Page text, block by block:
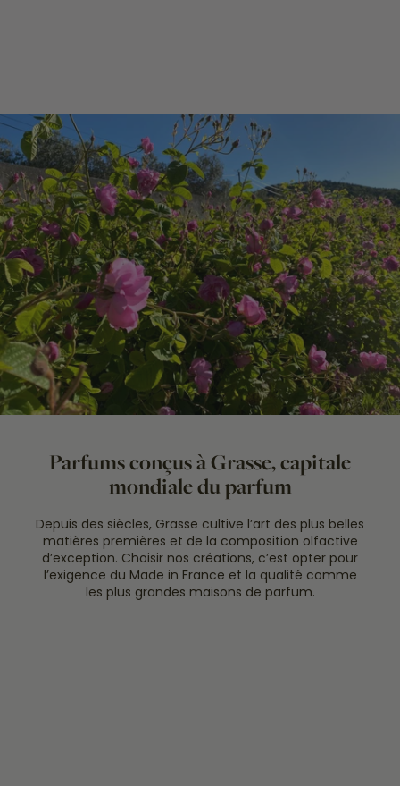
Parfums conçus à Grasse, capitale
mondiale du parfum
Depuis des siècles, Grasse cultive l’art des plus belles
matières premières et de la composition olfactive
d’exception. Choisir nos créations, c’est opter pour
l’exigence du Made in France et la qualité comme
les plus grandes maisons de parfum.